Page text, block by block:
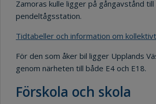
Zamoras kulle ligger på gångavstånd
pendeltågsstation.
Tidtabeller och information om
För den som åker bil ligger Upplands
genom närheten till både E4 och E18.
Förskola och skola